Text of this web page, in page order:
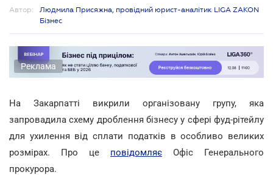
Автор:
Людмила Присяжна, провідний юрист-аналітик LIGA ZAKON
Бізнес
Реклама
На Закарпатті викрили організовану групу, яка
запровадила схему дроблення бізнесу у сфері фуд-рітейлу
для ухилення від сплати податків в особливо великих
розмірах. Про це повідомляє Офіс Генерального
прокурора.